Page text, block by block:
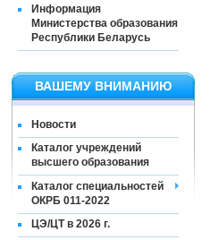
Информация
Министерства образования
Республики Беларусь
ВАШЕМУ ВНИМАНИЮ
Новости
Каталог учреждений
высшего образования
Каталог специальностей
ОКРБ 011-2022
ЦЭ/ЦТ в 2026 г.